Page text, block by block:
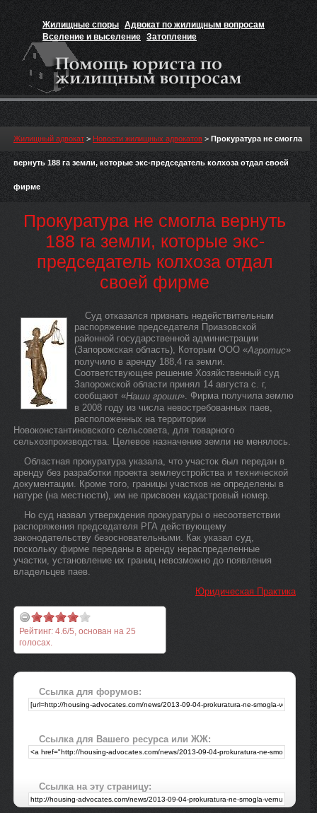
Жилищные споры Адвокат по жилищным вопросам
Вселение и выселение Затопление
Признание прав на жильё
Жилищный адвокат > Новости жилищных адвокатов > Прокуратура не смогла
вернуть 188 га земли, которые экс-председатель колхоза отдал своей
фирме
Прокуратура не смогла вернуть
188 га земли, которые экс-
председатель колхоза отдал
своей фирме
Суд отказался признать недействительным
распоряжение председателя Приазовской
районной государственной администрации
(Запорожская область), Которым ООО «Агротис»
получило в аренду 188,4 га земли.
Соответствующее решение Хозяйственный суд
Запорожской области принял 14 августа с. г,
сообщают «Наши гроши». Фирма получила землю
в 2008 году из числа невостребованных паев,
расположенных на территории
Новоконстантиновского сельсовета, для товарного
сельхозпроизводства. Целевое назначение земли не менялось.
Областная прокуратура указала, что участок был передан в
аренду без разработки проекта землеустройства и технической
документации. Кроме того, границы участков не определены в
натуре (на местности), им не присвоен кадастровый номер.
Но суд назвал утверждения прокуратуры о несоответствии
распоряжения председателя РГА действующему
законодательству безосновательными. Как указал суд,
поскольку фирме переданы в аренду нераспределенные
участки, установление их границ невозможно до появления
владельцев паев.
Юридическая Практика
Рейтинг: 4.6/5, основан на 25
голосах.
Ссылка для форумов:
Ссылка для Вашего ресурса или ЖЖ:
Ссылка на эту страницу: